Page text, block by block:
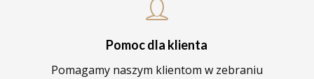
Pomoc dla klienta
Pomagamy naszym klientom w zebraniu